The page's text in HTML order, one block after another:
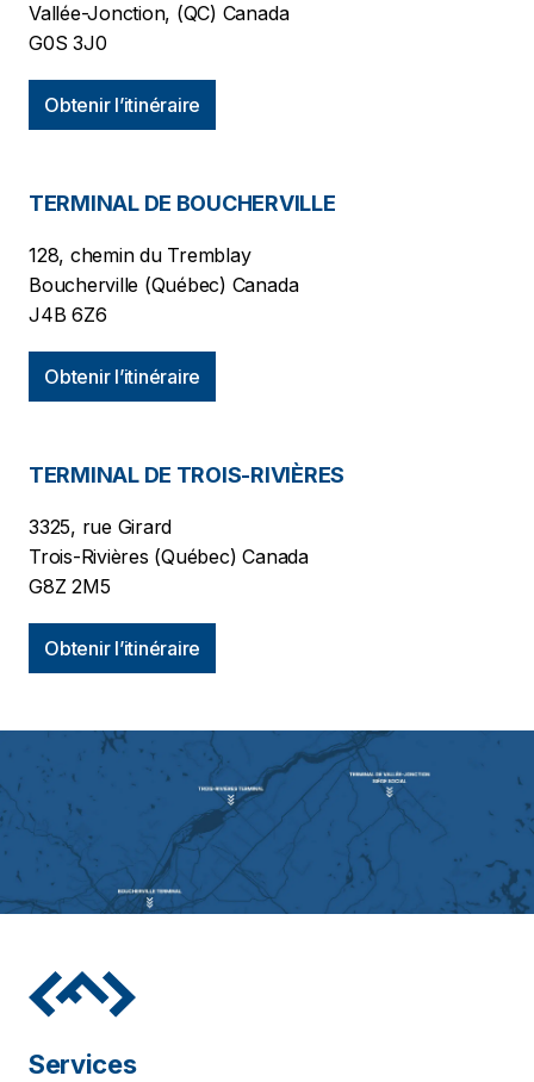
Vallée-Jonction, (QC) Canada
G0S 3J0
Obtenir l’itinéraire
TERMINAL DE BOUCHERVILLE
128, chemin du Tremblay
Boucherville (Québec) Canada
J4B 6Z6
Obtenir l’itinéraire
TERMINAL DE TROIS-RIVIÈRES
3325, rue Girard
Trois-Rivières (Québec) Canada
G8Z 2M5
Obtenir l’itinéraire
Services